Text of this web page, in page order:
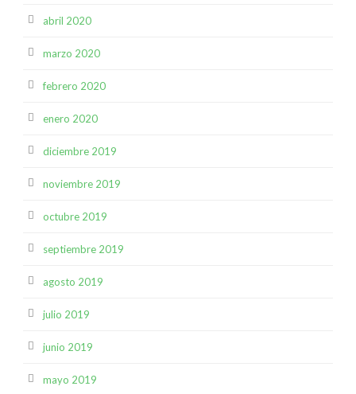
abril 2020
marzo 2020
febrero 2020
enero 2020
diciembre 2019
noviembre 2019
octubre 2019
septiembre 2019
agosto 2019
julio 2019
junio 2019
mayo 2019